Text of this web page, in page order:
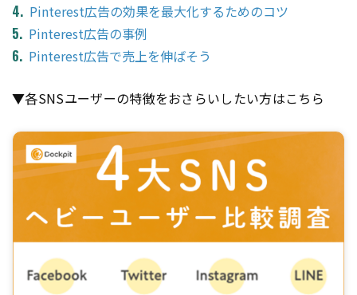
Pinterest広告の効果を最大化するためのコツ
Pinterest広告の事例
Pinterest広告で売上を伸ばそう
▼各SNSユーザーの特徴をおさらいしたい方はこちら